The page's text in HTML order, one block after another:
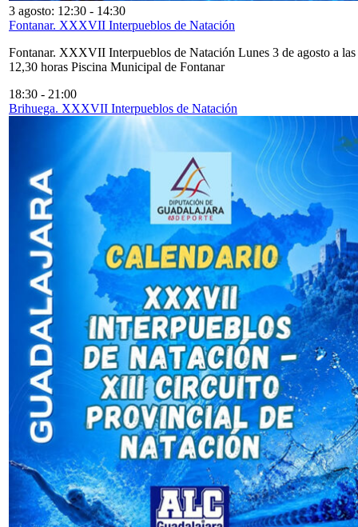
3 agosto: 12:30 - 14:30
Fontanar. XXXVII Interpueblos de Natación
Fontanar. XXXVII Interpueblos de Natación Lunes 3 de agosto a las
12,30 horas Piscina Municipal de Fontanar
18:30 - 21:00
Brihuega. XXXVII Interpueblos de Natación